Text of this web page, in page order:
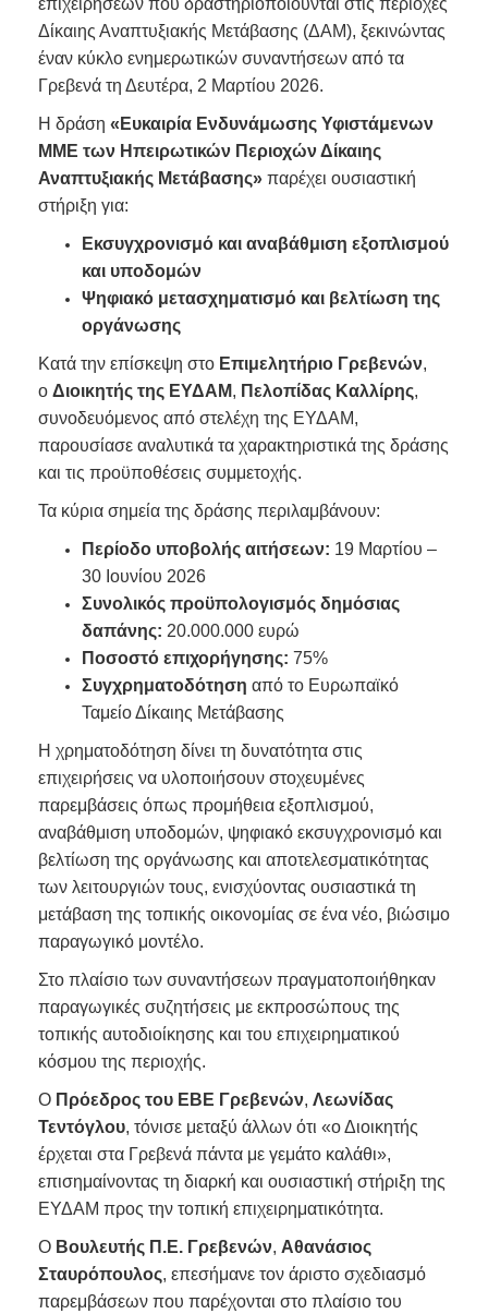
επιχειρήσεων που δραστηριοποιούνται στις περιοχές
Δίκαιης Αναπτυξιακής Μετάβασης (ΔΑΜ), ξεκινώντας
έναν κύκλο ενημερωτικών συναντήσεων από τα
Γρεβενά τη Δευτέρα, 2 Μαρτίου 2026.
Η δράση «Ευκαιρία Ενδυνάμωσης Υφιστάμενων
ΜΜΕ των Ηπειρωτικών Περιοχών Δίκαιης
Αναπτυξιακής Μετάβασης» παρέχει ουσιαστική
στήριξη για:
Εκσυγχρονισμό και αναβάθμιση εξοπλισμού
και υποδομών
Ψηφιακό μετασχηματισμό και βελτίωση της
οργάνωσης
Κατά την επίσκεψη στο Επιμελητήριο Γρεβενών,
ο Διοικητής της ΕΥΔΑΜ, Πελοπίδας Καλλίρης,
συνοδευόμενος από στελέχη της ΕΥΔΑΜ,
παρουσίασε αναλυτικά τα χαρακτηριστικά της δράσης
και τις προϋποθέσεις συμμετοχής.
Τα κύρια σημεία της δράσης περιλαμβάνουν:
Περίοδο υποβολής αιτήσεων: 19 Μαρτίου –
30 Ιουνίου 2026
Συνολικός προϋπολογισμός δημόσιας
δαπάνης: 20.000.000 ευρώ
Ποσοστό επιχορήγησης: 75%
Συγχρηματοδότηση από το Ευρωπαϊκό
Ταμείο Δίκαιης Μετάβασης
Η χρηματοδότηση δίνει τη δυνατότητα στις
επιχειρήσεις να υλοποιήσουν στοχευμένες
παρεμβάσεις όπως προμήθεια εξοπλισμού,
αναβάθμιση υποδομών, ψηφιακό εκσυγχρονισμό και
βελτίωση της οργάνωσης και αποτελεσματικότητας
των λειτουργιών τους, ενισχύοντας ουσιαστικά τη
μετάβαση της τοπικής οικονομίας σε ένα νέο, βιώσιμο
παραγωγικό μοντέλο.
Στο πλαίσιο των συναντήσεων πραγματοποιήθηκαν
παραγωγικές συζητήσεις με εκπροσώπους της
τοπικής αυτοδιοίκησης και του επιχειρηματικού
κόσμου της περιοχής.
Ο Πρόεδρος του ΕΒΕ Γρεβενών, Λεωνίδας
Τεντόγλου, τόνισε μεταξύ άλλων ότι «ο Διοικητής
έρχεται στα Γρεβενά πάντα με γεμάτο καλάθι»,
επισημαίνοντας τη διαρκή και ουσιαστική στήριξη της
ΕΥΔΑΜ προς την τοπική επιχειρηματικότητα.
Ο Βουλευτής Π.Ε. Γρεβενών, Αθανάσιος
Σταυρόπουλος, επεσήμανε τον άριστο σχεδιασμό
παρεμβάσεων που παρέχονται στο πλαίσιο του